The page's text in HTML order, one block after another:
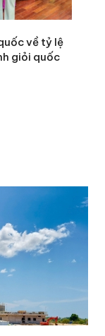
về tỷ lệ
giỏi quốc